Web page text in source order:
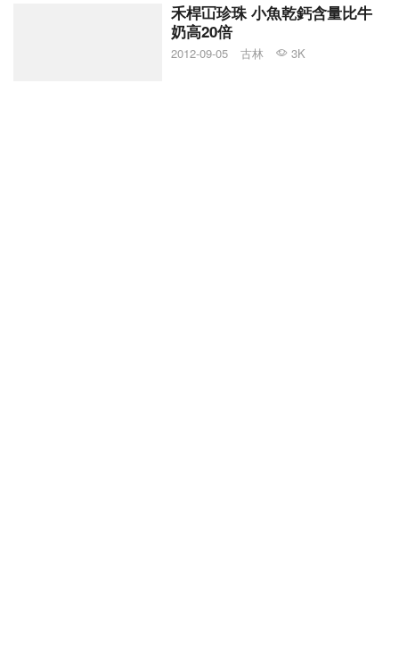
禾桿冚珍珠 小魚乾鈣含量比牛
奶高20倍
2012-09-05 古林 3K